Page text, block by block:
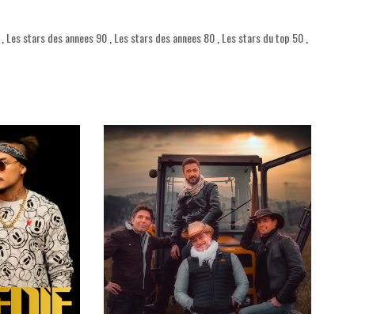
Les stars des annees 90 Les stars des annees 80 Les stars du top 50